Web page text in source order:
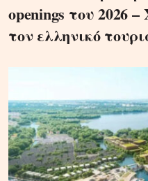
openings του 2026
τον ελληνικό